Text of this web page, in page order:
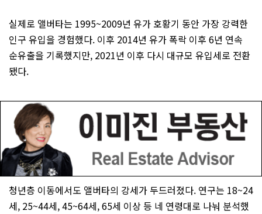
실제로 앨버타는 1995~2009년 유가 호황기 동안 가장 강력한
인구 유입을 경험했다. 이후 2014년 유가 폭락 이후 6년 연속
순유출을 기록했지만, 2021년 이후 다시 대규모 유입세로 전환
됐다.
청년층 이동에서도 앨버타의 강세가 두드러졌다. 연구는 18~24
세, 25~44세, 45~64세, 65세 이상 등 네 연령대로 나눠 분석했